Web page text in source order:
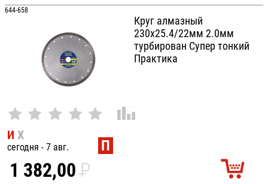
УБ.
644-658
Круг алмазный
230х25.4/22мм 2.0мм
турбирован Супер тонкий
Практика
И Х
сегодня - 7 авг. П
1 382,00P